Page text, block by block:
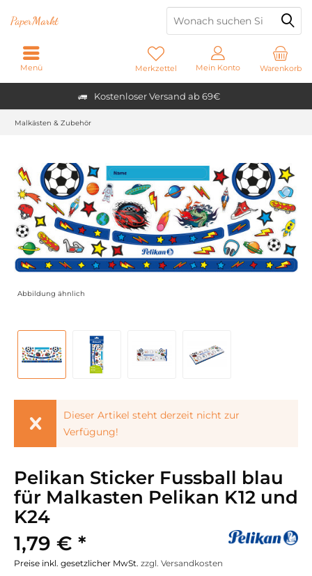
Kostenloser Versand ab 69€
PaperMarkt
Warenkorb
Merkzettel Mein Konto
Menü
Malkästen & Zubehör
Abbildung ähnlich
Dieser Artikel steht derzeit nicht zur
Verfügung!
Pelikan Sticker Fussball blau
für Malkasten Pelikan K12 und
K24
1,79 € *
Preise inkl. gesetzlicher MwSt. zzgl. Versandkosten